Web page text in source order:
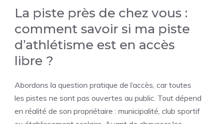
La piste près de chez vous :
comment savoir si ma piste
d’athlétisme est en accès
libre ?
Abordons la question pratique de l’accès, car toutes
les pistes ne sont pas ouvertes au public. Tout dépend
en réalité de son propriétaire : municipalité, club sportif